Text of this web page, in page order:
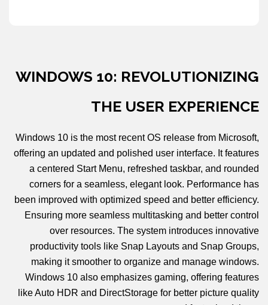
WINDOWS 10: REVOLUTIONIZING
THE USER EXPERIENCE
Windows 10 is the most recent OS release from Microsoft,
offering an updated and polished user interface. It features
a centered Start Menu, refreshed taskbar, and rounded
corners for a seamless, elegant look. Performance has
been improved with optimized speed and better efficiency.
Ensuring more seamless multitasking and better control
over resources. The system introduces innovative
productivity tools like Snap Layouts and Snap Groups,
making it smoother to organize and manage windows.
Windows 10 also emphasizes gaming, offering features
like Auto HDR and DirectStorage for better picture quality